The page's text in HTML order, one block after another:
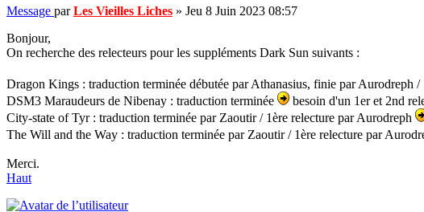
Message parLes Vieilles Liches » Jeu 8 Juin 2023 08:57
Bonjour,
On recherche des relecteurs pour les suppléments Dark Sun suivants :
Dragon Kings : traduction terminée débutée par Athanasius, finie par Aurodreph
DSM3 Maraudeurs de Nibenay : traduction terminée
besoin d'un 1er et 2nd
City-state of Tyr : traduction terminée par Zaoutir / 1ère relecture par Aurodreph
The Will and the Way : traduction terminée par Zaoutir / 1ère relecture par
Merci.
Haut